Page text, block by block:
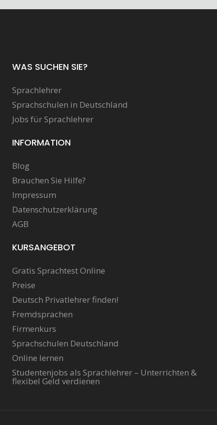
WAS SUCHEN SIE?
Sprachlehrer
Sprachschulen in Deutschland
Jobs für Sprachlehrer
INFORMATION
Blog
Brauchen Sie Hilfe?
Impressum
Datenschutzerklärung
AGB
KURSANGEBOT
Gratis Sprachtest Online
Preise
Deutsch Privatlehrer finden!
Fremdsprachen
Firmenkurs
Sprachschulen Deutschland
Online lernen
Studentenjobs als Sprachlehrer – Unterrichten &
flexibel Geld verdienen